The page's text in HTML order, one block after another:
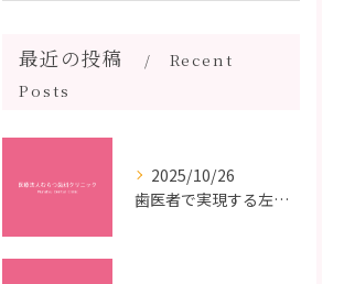
最近の投稿
Recent
Posts
2025/10/26
歯医者で実現する左右対称治療のポイントと矯正治療選びの疑問解決ガイド